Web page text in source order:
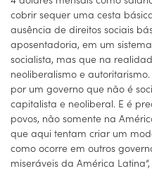
cobrir sequer uma cesta
ausência de direitos sociais
aposentadoria, em um
socialista, mas que na
neoliberalismo e
por um governo que não é
capitalista e neoliberal. E é
povos, não somente na
que aqui tentam criar um
como ocorre em outros
miseráveis da América